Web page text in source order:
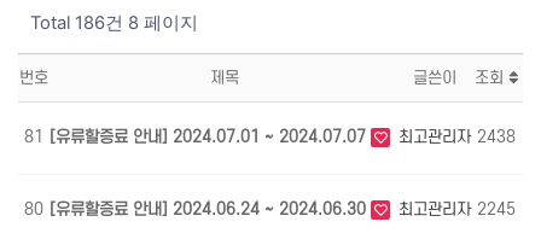
Total 186건 8 페이지
번호 제목 글쓴이 조회
81 [유류할증료 안내] 2024.07.01 ~ 2024.07.07 최고관리자 2438
80 [유류할증료 안내] 2024.06.24 ~ 2024.06.30 최고관리자 2245